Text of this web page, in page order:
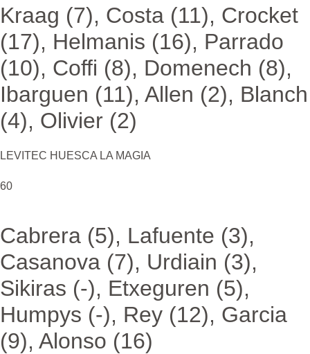
Kraag (7), Costa (11), Crocket
(17), Helmanis (16), Parrado
(10), Coffi (8), Domenech (8),
Ibarguen (11), Allen (2), Blanch
(4), Olivier (2)
LEVITEC HUESCA LA MAGIA
60
Cabrera (5), Lafuente (3),
Casanova (7), Urdiain (3),
Sikiras (-), Etxeguren (5),
Humpys (-), Rey (12), Garcia
(9), Alonso (16)